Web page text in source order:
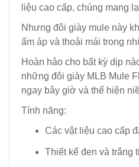
liệu cao cấp, chúng mang
Nhưng đôi giày mule này
ấm áp và thoải mái trong
Hoàn hảo cho bất kỳ dịp
những đôi giày MLB Mule
ngay bây giờ và thể hiện
Tính năng:
Các vật liệu cao cấp
Thiết kế đen và trắng